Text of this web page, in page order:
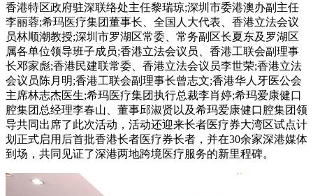
香港特区政府驻深联络处主任黎瑞琼;深圳市委港澳办副主任
李丽蓉;希玛医疗集团董事长、全国人大代表、香港立法会议
员林顺潮教授;深圳市罗湖区常委、常务副区长夏东及罗湖区
属各单位领导班子成员;香港立法会议员、香港工联会副理事
长邓家彪;香港民建联常委、香港立法会议员李世荣;香港立法
会议员陈月明;香港工联会副理事长曾志文;香港华人牙医公会
主席林志杰医生;希玛医疗集团执行总裁李肖婷;希玛爱康健口
腔集团总经理李春山、董事邱淑贤以及希玛爱康健口腔集团领
导共同出席了此次活动，活动还迎来长者医疗券大湾区试点计
划正式启用后首批香港长者医疗券长者，并在30余家深港媒体
到场，共同见证了深港两地跨境医疗服务的新里程碑。